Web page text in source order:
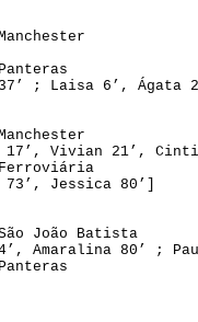
Manchester
Panteras
37’ ; Laisa 6’ , Ágata
Manchester
17’ , Vivian 21’ ,
Ferroviária
73’ , Jessica 80’]
João Batista
, Amaralina 80’ ;
Panteras